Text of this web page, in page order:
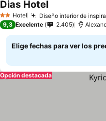
2 Estrellas
Hotel Diseño interior de
Dias HotelVer precios
9,3 Excelente 2.405
Elige fechas para ver los
Opción destacada